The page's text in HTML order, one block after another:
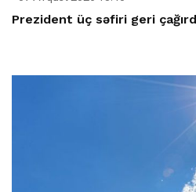
Prezident üç səfiri geri